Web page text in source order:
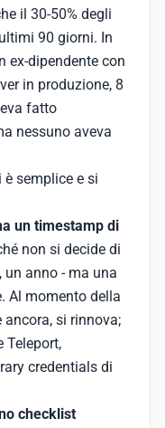
il 30-50% degli
90 giorni. In
ex-dipendente con
in produzione, 8
fatto
nessuno aveva
semplice e si
un timestamp di
non si decide di
un anno - ma una
Al momento della
ancora, si rinnova;
Teleport,
credentials di
checklist